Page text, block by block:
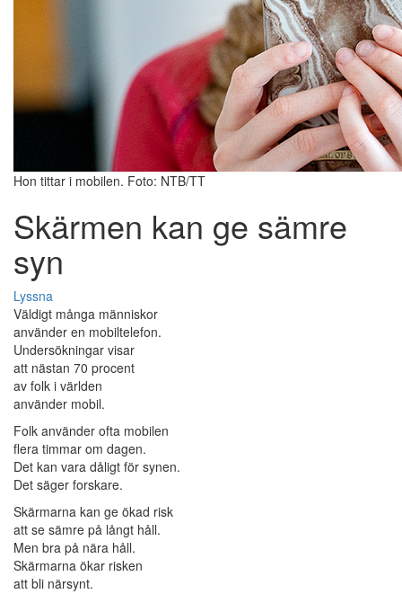
Hon tittar i mobilen. Foto: NTB/TT
Skärmen kan ge sämre
syn
Lyssna
Väldigt många människor
använder en mobiltelefon.
Undersökningar visar
att nästan 70 procent
av folk i världen
använder mobil.
Folk använder ofta mobilen
flera timmar om dagen.
Det kan vara dåligt för synen.
Det säger forskare.
Skärmarna kan ge ökad risk
att se sämre på långt håll.
Men bra på nära håll.
Skärmarna ökar risken
att bli närsynt.